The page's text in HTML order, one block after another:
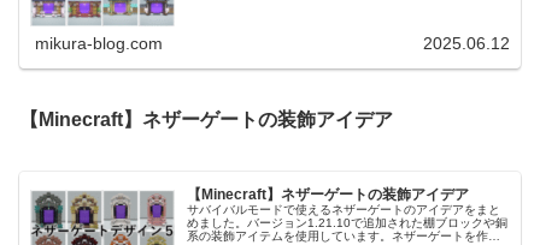
mikura-blog.com 2025.06.12
【Minecraft】ネザーゲートの装飾アイデア
【Minecraft】ネザーゲートの装飾アイデア
サバイバルモードで使えるネザーゲートのアイデアをまと
めました。バージョン1.21.10で追加された棚ブロックや銅
系の装飾アイテムを使用しています。ネザーゲートを作ら